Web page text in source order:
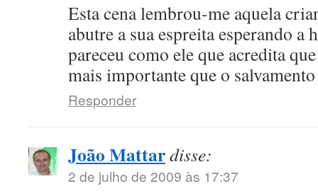
Esta cena lembrou-me aquela
abutre a sua espreita esperando a
pareceu como ele que acredita
mais importante que o
Responder
João Mattardisse:
2 de julho de 2009 às 17:37